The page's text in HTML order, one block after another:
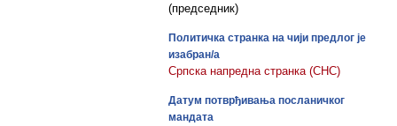
(председник)
Политичка странка на чији предлог је
изабран/а
Српска напредна странка (СНС)
Датум потврђивања посланичког
мандата